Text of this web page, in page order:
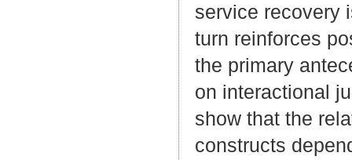
service recovery
turn reinforces
the primary
on interactional
show that the
constructs